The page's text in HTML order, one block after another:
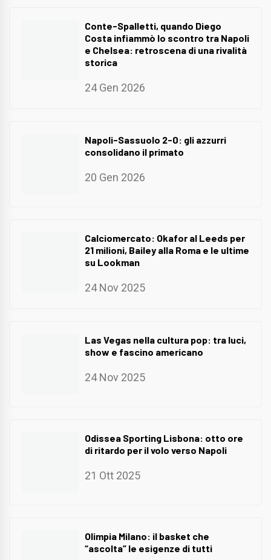
Conte-Spalletti, quando Diego
Costa infiammò lo scontro tra Napoli
e Chelsea: retroscena di una rivalità
storica
24 Gen 2026
Napoli-Sassuolo 2-0: gli azzurri
consolidano il primato
20 Gen 2026
Calciomercato: Okafor al Leeds per
21 milioni, Bailey alla Roma e le ultime
su Lookman
24 Nov 2025
Las Vegas nella cultura pop: tra luci,
show e fascino americano
24 Nov 2025
Odissea Sporting Lisbona: otto ore
di ritardo per il volo verso Napoli
21 Ott 2025
Olimpia Milano: il basket che
“ascolta” le esigenze di tutti